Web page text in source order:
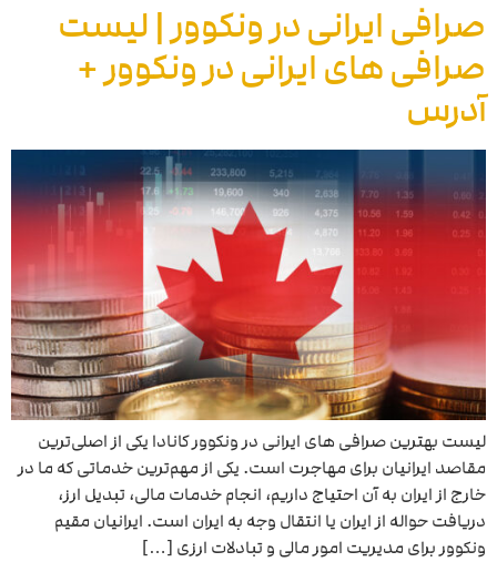
صرافی ایرانی در ونکوور | لیست
صرافی های ایرانی در ونکوور +
آدرس
لیست بهترین صرافی های ایرانی در ونکوور کانادا یکی از اصلی‌ترین
مقاصد ایرانیان برای مهاجرت است. یکی از مهم‌ترین خدماتی که ما در
خارج از ایران به آن احتیاج داریم، انجام خدمات مالی، تبدیل ارز،
دریافت حواله از ایران یا انتقال وجه به ایران است. ایرانیان مقیم
ونکوور برای مدیریت امور مالی و تبادلات ارزی […]